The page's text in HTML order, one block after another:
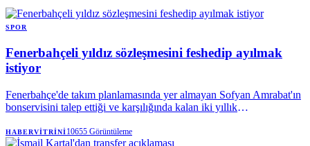
SPOR
Fenerbahçeli yıldız sözleşmesini feshedip ayılmak
istiyor
Fenerbahçe'de takım planlamasında yer almayan Sofyan Amrabat'ın
bonservisini talep ettiği ve karşılığında kalan iki yıllık
HABERVITRINI10655 Görüntüleme